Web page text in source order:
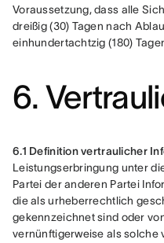
Voraussetzung, dass alle
dreißig (30) Tagen nach
einhundertachtzig (180)
6.
6.1 Definition vertraulicher
Leistungserbringung unter
Partei der anderen Partei
die als urheberrechtlich
gekennzeichnet sind oder
vernünftigerweise als solche